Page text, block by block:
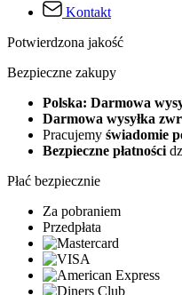
Kontakt
Potwierdzona jakość
Bezpieczne zakupy
Polska: Darmowa
Darmowa wysyłka
Pracujemy świadomie
Bezpieczne płatności
Płać bezpiecznie
Za pobraniem
Przedpłata